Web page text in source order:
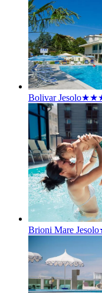
Bolivar
Brioni Mare